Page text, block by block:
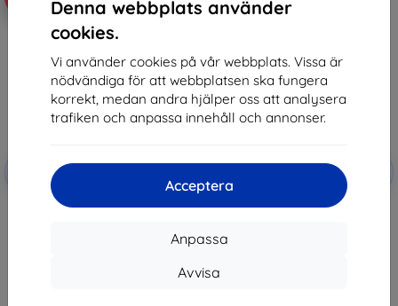
Denna webbplats använder
cookies.
Vi använder cookies på vår webbplats. Vissa är
nödvändiga för att webbplatsen ska fungera
korrekt, medan andra hjälper oss att analysera
trafiken och anpassa innehåll och annonser.
Acceptera
Anpassa
Avvisa
med
Ghostek Covert 6, Google Pixel
EXTRA10
Ghostek Atomic Slim 4, Google